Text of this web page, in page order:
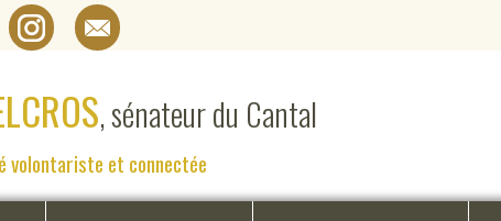
, sénateur du Cantal
volontariste et connectée